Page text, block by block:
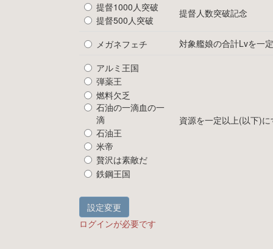
提督1000人突破
提督500人突破
提督人数突破記念
メガネフェチ 対象艦娘の合計Lvを一
アルミ王国
弾薬王
燃料欠乏
石油の一滴血の一
滴
石油王
米帝
贅沢は素敵だ
鉄鋼王国
資源を一定以上(以下)に
設定変更
ログインが必要です